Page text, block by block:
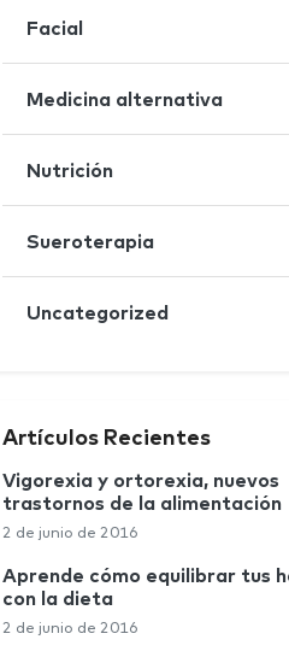
Facial
Medicina alternativa
Nutrición
Sueroterapia
Uncategorized
Artículos Recientes
Vigorexia y ortorexia, nuevos
trastornos de la alimentación
2 de junio de 2016
Aprende cómo equilibrar tus
con la dieta
2 de junio de 2016